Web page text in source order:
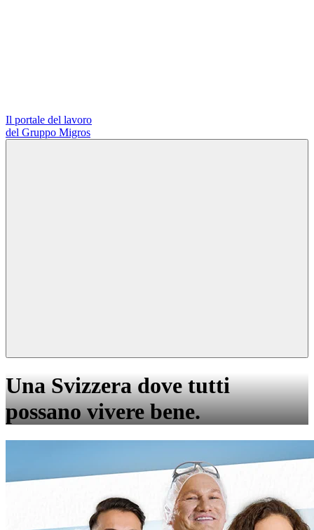
Il portale del lavoro
del Gruppo Migros
Una Svizzera dove tutti
possano vivere bene.